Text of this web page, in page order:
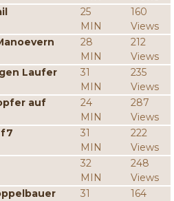
25
MIN
160
Views
28
MIN
212
Views
Laufer
31
MIN
235
Views
auf
24
MIN
287
Views
f7
31
MIN
222
Views
32
MIN
248
Views
31
164